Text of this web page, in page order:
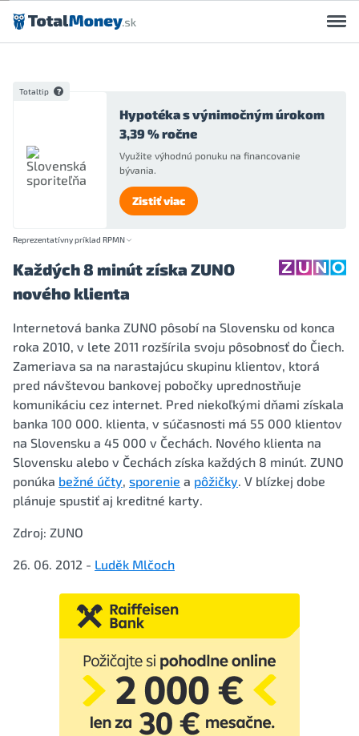
Preskočiť na obsah
Totaltip
Hypotéka s výnimočným úrokom
3,39 % ročne
Využite výhodnú ponuku na financovanie
bývania.
Zistiť viac
Reprezentatívny príklad RPMN
Každých 8 minút získa ZUNO
nového klienta
Internetová banka ZUNO pôsobí na Slovensku od konca
roka 2010, v lete 2011 rozšírila svoju pôsobnosť do Čiech.
Zameriava sa na narastajúcu skupinu klientov, ktorá
pred návštevou bankovej pobočky uprednostňuje
komunikáciu cez internet. Pred niekoľkými dňami získala
banka 100 000. klienta, v súčasnosti má 55 000 klientov
na Slovensku a 45 000 v Čechách. Nového klienta na
Slovensku alebo v Čechách získa každých 8 minút. ZUNO
ponúka bežné účty, sporenie a pôžičky. V blízkej dobe
plánuje spustiť aj kreditné karty.
Zdroj: ZUNO
26. 06. 2012 - Luděk Mlčoch